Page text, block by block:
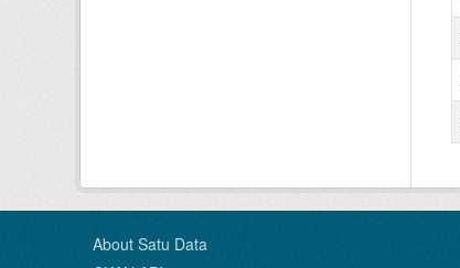
About Satu Data